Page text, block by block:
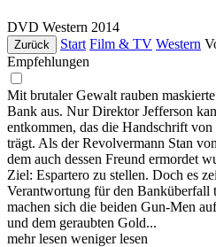
DVD Western 2014
Zurück Start Film & TV Western
Empfehlungen
Mit brutaler Gewalt rauben
Bank aus. Nur Direktor Jefferson
entkommen, das die Handschrift
trägt. Als der Revolvermann Stan
dem auch dessen Freund ermordet
Ziel: Espartero zu stellen. Doch es
Verantwortung für den Banküberfall
machen sich die beiden Gun-Men
und dem geraubten Gold...
mehr lesen weniger lesen